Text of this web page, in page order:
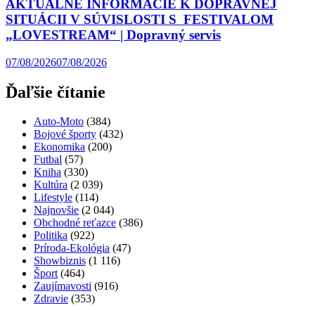
AKTUÁLNE INFORMÁCIE K DOPRAVNEJ
SITUÁCII V SÚVISLOSTI S FESTIVALOM
„LOVESTREAM“ | Dopravný servis
07/08/202607/08/2026
Ďaľšie čítanie
Auto-Moto (384)
Bojové športy (432)
Ekonomika (200)
Futbal (57)
Kniha (330)
Kultúra (2 039)
Lifestyle (114)
Najnovšie (2 044)
Obchodné reťazce (386)
Politika (922)
Príroda-Ekológia (47)
Showbiznis (1 116)
Šport(464)
Zaujímavosti (916)
Zdravie (353)